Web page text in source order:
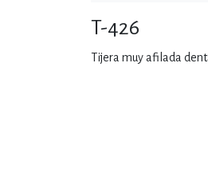
T-426
Tijera muy afilada